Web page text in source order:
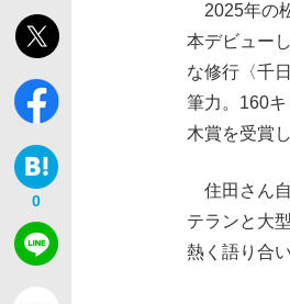
0
2025年の
本デビュー
な修行〈千
筆力。160
木賞を受賞
住田さん
テランと大
熱く語り合